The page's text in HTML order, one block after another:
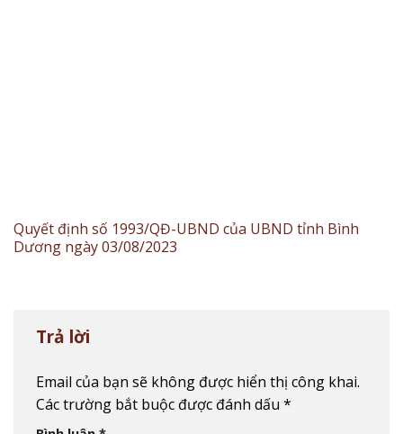
Quyết định số 1993/QĐ-UBND của UBND tỉnh Bình
Dương ngày 03/08/2023
Trả lời
Email của bạn sẽ không được hiển thị công khai.
Các trường bắt buộc được đánh dấu *